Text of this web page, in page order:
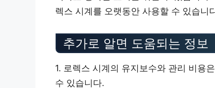
렉스 시계를 오랫동안 사용할 수 있습니
추가로 알면 도움되는 정보
1. 로렉스 시계의 유지보수와 관리 비용
수 있습니다.